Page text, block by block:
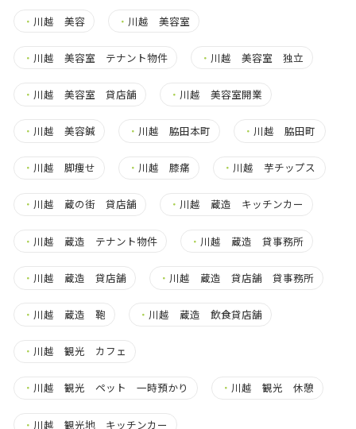
・ 川越 美容 ・ 川越 美容室
・ 川越 美容室 テナント物件 ・ 川越 美容室 独立
・ 川越 美容室 貸店舗 ・ 川越 美容室開業
・ 川越 美容鍼 ・ 川越 脇田本町 ・ 川越 脇田町
・ 川越 脚痩せ ・ 川越 膝痛 ・ 川越 芋チップス
・ 川越 蔵の街 貸店舗 ・ 川越 蔵造 キッチンカー
・ 川越 蔵造 テナント物件 ・ 川越 蔵造 貸事務所
・ 川越 蔵造 貸店舗 ・ 川越 蔵造 貸店舗 貸事務所
・ 川越 蔵造 鞄 ・ 川越 蔵造 飲食貸店舗
・ 川越 観光 カフェ
・ 川越 観光 ペット 一時預かり ・ 川越 観光 休憩
・ 川越 観光地 キッチンカー